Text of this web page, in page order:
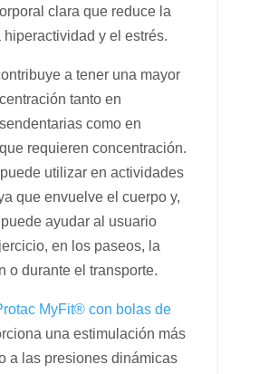
clara que reduce la
y el estrés.
a tener una mayor
tanto en
como en
requieren concentración.
utilizar en actividades
que envuelve el cuerpo y,
ayudar al usuario
en los paseos, la
o durante el transporte.
MyFit® con bolas de
una estimulación más
a las presiones dinámicas